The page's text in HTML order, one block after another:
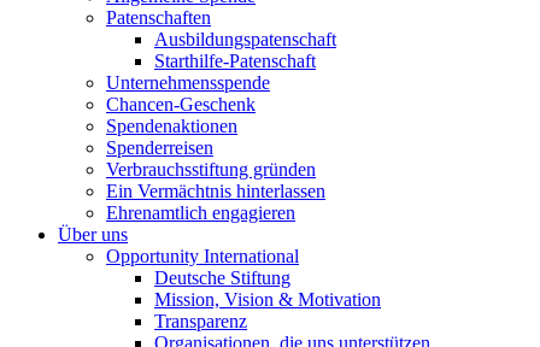
Patenschaften
Ausbildungspatenschaft
Starthilfe-Patenschaft
Unternehmensspende
Chancen-Geschenk
Spendenaktionen
Spenderreisen
Verbrauchsstiftung gründen
Ein Vermächtnis hinterlassen
Ehrenamtlich engagieren
Über uns
Opportunity International
Deutsche Stiftung
Mission, Vision & Motivation
Transparenz
Organisationen, die uns unterstützen